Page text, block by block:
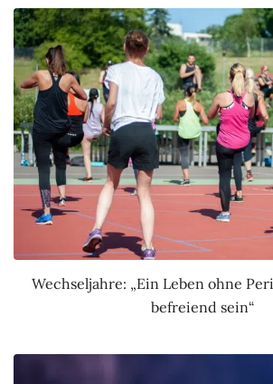
Wechseljahre: „Ein Leben ohne
befreiend sein“